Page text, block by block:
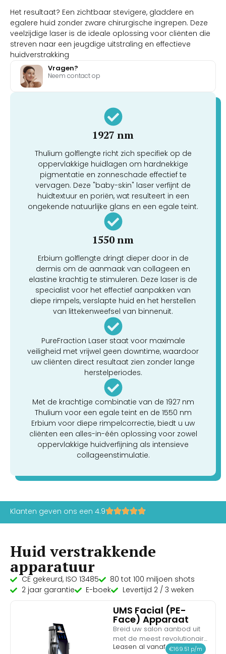
Het resultaat? Een zichtbaar stevigere, gladdere en
egalere huid zonder zware chirurgische ingrepen. Deze
veelzijdige laser is de ideale oplossing voor cliënten die
streven naar een jeugdige uitstraling en effectieve
huidverstrakking
Vragen?
Neem contact op
1927 nm
Thulium golflengte richt zich specifiek op de
oppervlakkige huidlagen om hardnekkige
pigmentatie en zonneschade effectief te
vervagen. Deze "baby-skin" laser verfijnt de
huidtextuur en poriën, wat resulteert in een
ongekende natuurlijke glans en een egale teint.
1550 nm
Erbium golflengte dringt dieper door in de
dermis om de aanmaak van collageen en
elastine krachtig te stimuleren. Deze laser is de
specialist voor het effectief aanpakken van
diepe rimpels, verslapte huid en het herstellen
van littekenweefsel van binnenuit.
PureFraction Laser staat voor maximale
veiligheid met vrijwel geen downtime, waardoor
uw cliënten direct resultaat zien zonder lange
herstelperiodes.
Met de krachtige combinatie van de 1927 nm
Thulium voor een egale teint en de 1550 nm
Erbium voor diepe rimpelcorrectie, biedt u uw
cliënten een alles-in-één oplossing voor zowel
oppervlakkige huidverfijning als intensieve
collageenstimulatie.
Klanten geven ons een 4.9
Huid verstrakkende
apparatuur
CE gekeurd, ISO 13485
80 tot 100 miljoen shots
2 jaar garantie
E-boek Levertijd 2 / 3 weken
UMS Facial (PE-
Face) Apparaat
Breid uw salon aanbod uit
met de meest revolutionaire
en gevraagde facial workout
Leasen al vanaf €169.51 p/m